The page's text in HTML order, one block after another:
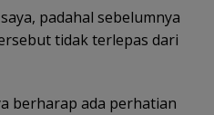
padahal sebelumnya
tidak terlepas dari
berharap ada perhatian